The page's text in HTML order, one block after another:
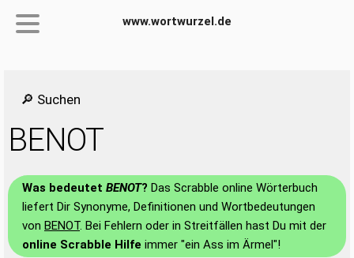
www.wortwurzel.de
🔎 Suchen
BENOT
Was bedeutet BENOT? Das Scrabble online Wörterbuch
liefert Dir Synonyme, Definitionen und Wortbedeutungen
von BENOT. Bei Fehlern oder in Streitfällen hast Du mit der
online Scrabble Hilfe immer "ein Ass im Ärmel"!